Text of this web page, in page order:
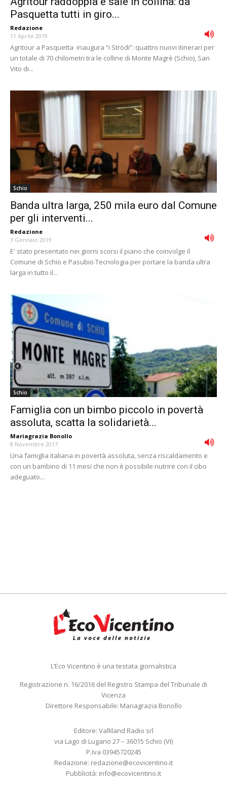
Pasquetta tutti in giro...
Redazione -
11 Aprile 2019
Agritour a Pasquetta inaugura “i Stròdi”: quattro nuovi itinerari per
un totale di 70 chilometri tra le colline di Monte Magrè (Schio), San
Vito di...
Schio
Banda ultra larga, 250 mila euro dal Comune
per gli interventi...
Redazione -
3 Gennaio 2019
E' stato presentato nei giorni scorsi il piano che coinvolge il
Comune di Schio e Pasubio Tecnologia per portare la banda ultra
larga in tutto il...
Schio
Famiglia con un bimbo piccolo in povertà
assoluta, scatta la solidarietà...
Mariagrazia Bonollo -
8 Novembre 2017
Una famiglia italiana in povertà assoluta, senza riscaldamento e
con un bambino di 11 mesi che non è possibile nutrire con il cibo
adeguato...
L’Eco Vicentino è una testata giornalistica
Registrazione n. 16/2016 del Registro Stampa del Tribunale di
Vicenza
Direttore Responsabile: Mariagrazia Bonollo
Editore: Valliland Radio srl
via Lago di Lugano 27 – 36015 Schio (VI)
P.Iva 03945720245
Redazione: redazione@ecovicentino.it
Pubblicità: info@ecovicentino.it